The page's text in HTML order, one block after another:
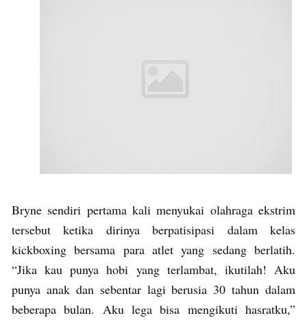
Bryne sendiri pertama kali menyukai olahraga ekstrim
tersebut ketika dirinya berpatisipasi dalam kelas
kickboxing bersama para atlet yang sedang berlatih.
“Jika kau punya hobi yang terlambat, ikutilah! Aku
punya anak dan sebentar lagi berusia 30 tahun dalam
beberapa bulan. Aku lega bisa mengikuti hasratku,”